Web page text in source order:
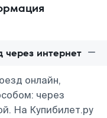
интернет
онлайн,
через
На Купибилет.ру